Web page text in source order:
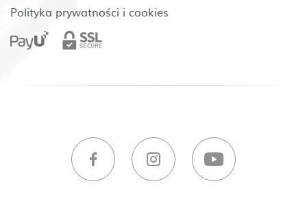
Polityka prywatności i cookies